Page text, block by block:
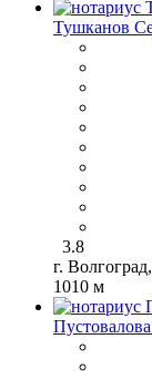
Тушканов
3.8
г.
1010 м